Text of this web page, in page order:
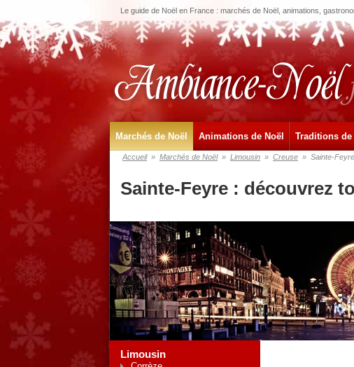
Le guide de Noël en France : marchés de Noël, animations,
Marchés de Noël Animations de Noël Traditions de
Accueil » Marchés de Noël » Limousin » Creuse » Sainte-Feyre
Sainte-Feyre : découvrez
Limousin